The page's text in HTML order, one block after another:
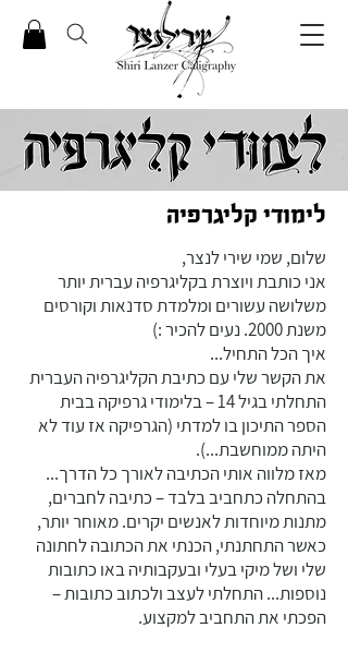
לימודי קליגרפיה
שלום, שמי שירי לנצר,
אני כותבת ויוצרת בקליגרפיה עברית יותר
משלושה עשורים ומלמדת סדנאות וקורסים
משנת 2000. נעים להכיר :)
איך הכל התחיל...
את הקשר שלי עם כתיבת הקליגרפיה העברית
התחלתי בגיל 14 – בלימודי גרפיקה בבית
הספר התיכון בו למדתי (הגרפיקה אז עוד לא
היתה ממוחשבת...).
מאז מלווה אותי הכתיבה לאורך כל הדרך...
בהתחלה כתחביב בלבד – כתיבה לחברים,
מתנות מיוחדות לאנשים יקרים. מאוחר יותר,
כאשר התחתנתי, הכנתי את הכתובה לחתונה
שלי ושל מיקי בעלי ובעקבותיה באו כתובות
נוספות... התחלתי לעצב ולכתוב כתובות –
הפכתי את התחביב למקצוע.